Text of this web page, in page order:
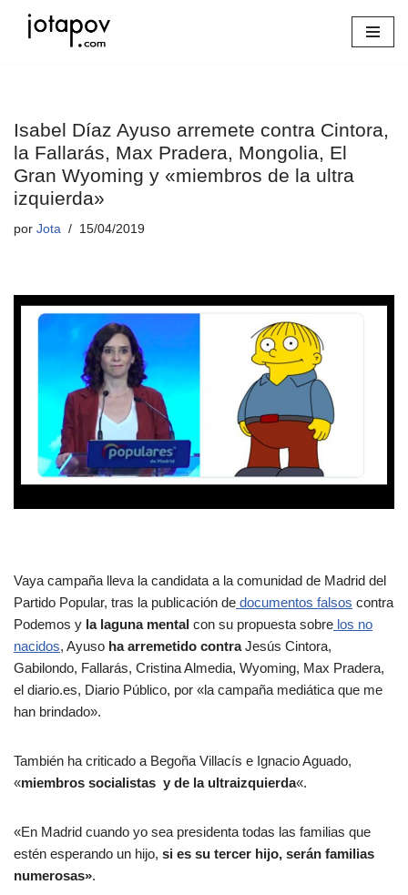
Isabel Díaz Ayuso arremete contra Cintora,
la Fallarás, Max Pradera, Mongolia, El
Gran Wyoming y «miembros de la ultra
izquierda»
por Jota 15/04/2019
Vaya campaña lleva la candidata a la comunidad de Madrid del
Partido Popular, tras la publicación de documentos falsos contra
Podemos y la laguna mental con su propuesta sobre los no
nacidos, Ayuso ha arremetido contraJesús Cintora,
Gabilondo, Fallarás, Cristina Almedia, Wyoming, Max Pradera,
el diario.es, Diario Público, por «la campaña mediática que me
han brindado».
También ha criticado a Begoña Villacís e Ignacio Aguado,
«miembros socialistas y de la ultraizquierda«.
«En Madrid cuando yo sea presidenta todas las familias que
estén esperando un hijo, si es su tercer hijo, serán familias
numerosas».